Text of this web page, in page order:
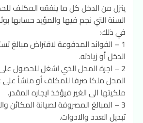
ينزل من الدخل كل ما ينفقه المكلف
السنة التي نجم فيها والمؤيد حسابها
في ذلك:
1 – الفوائد المدفوعة لاقتراض مبالغ
الدخل أو زيادته.
2 – اجرة المحل الذي اشغل للحصول
المحل ملكا صرفا للمكلف أو منشأ
ملكيتها الى الغير فيؤخذ ايجاره المقدر.
3 – المبالغ المصروفة لصيانة المكائن
تبديل العدد والادوات.